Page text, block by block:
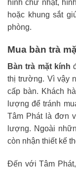
hình chữ nhật,
hoặc khung sắt
phòng.
Mua bàn trà
Bàn trà mặt kính
thị trường. Vì vậy
cấp bàn. Khách
lượng để tránh
Tâm Phát là đơn
lượng. Ngoài
còn nhận thiết kế
Đến với Tâm